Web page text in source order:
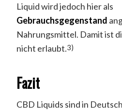
Liquid wird jedoch hier als
Gebrauchsgegenstand
Nahrungsmittel. Damit ist
nicht erlaubt.3)
Fazit
CBD Liquids sind in